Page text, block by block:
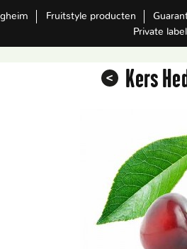
Fruitstyle producten
Private label
Kers